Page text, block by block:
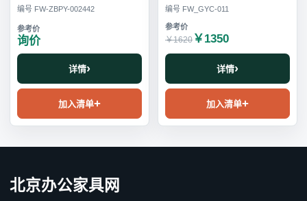
编号 FW-ZBPY-002442
询价
详情
加入清单
编号 FW_GYC-011
￥1620 ￥1350
详情
加入清单
北京办公家具网